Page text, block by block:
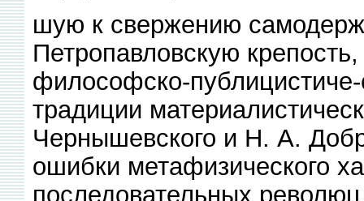
шую к свержению
Петропавловскую
философско-
традиции
Чернышевского и Н. А.
ошибки метафизического
последовательных